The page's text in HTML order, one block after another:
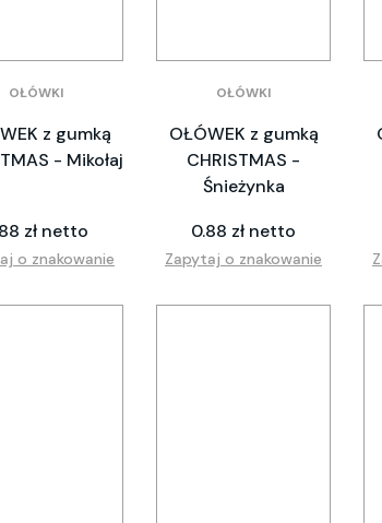
OŁÓWKI
z gumką
- Mikołaj
zł netto
o znakowanie
OŁÓWKI
OŁÓWEK z gumką
CHRISTMAS -
Śnieżynka
0.88 zł netto
Zapytaj o znakowanie